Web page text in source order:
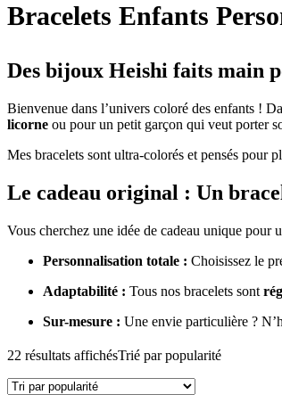
Bracelets Enfants
Des bijoux Heishi faits main
Bienvenue dans l’univers coloré des enfants !
licorne ou pour un petit garçon qui veut porter
Mes bracelets sont ultra-colorés et pensés pour
Le cadeau original : Un
Vous cherchez une idée de cadeau unique pour
Personnalisation totale : Choisissez le
Adaptabilité : Tous nos bracelets sont
Sur-mesure : Une envie particulière ?
22 résultats affichésTrié par popularité